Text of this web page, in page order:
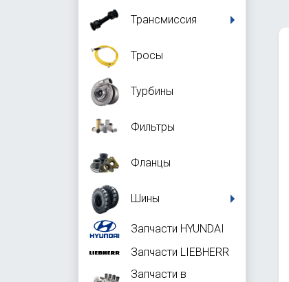
Трансмиссия
Тросы
Турбины
Фильтры
Фланцы
Шины
Запчасти HYUNDAI
Запчасти LIEBHERR
Запчасти в